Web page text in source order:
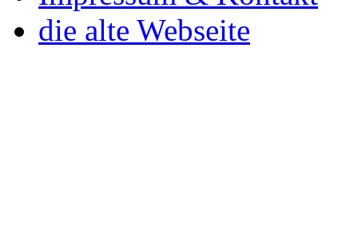
die alte Webseite